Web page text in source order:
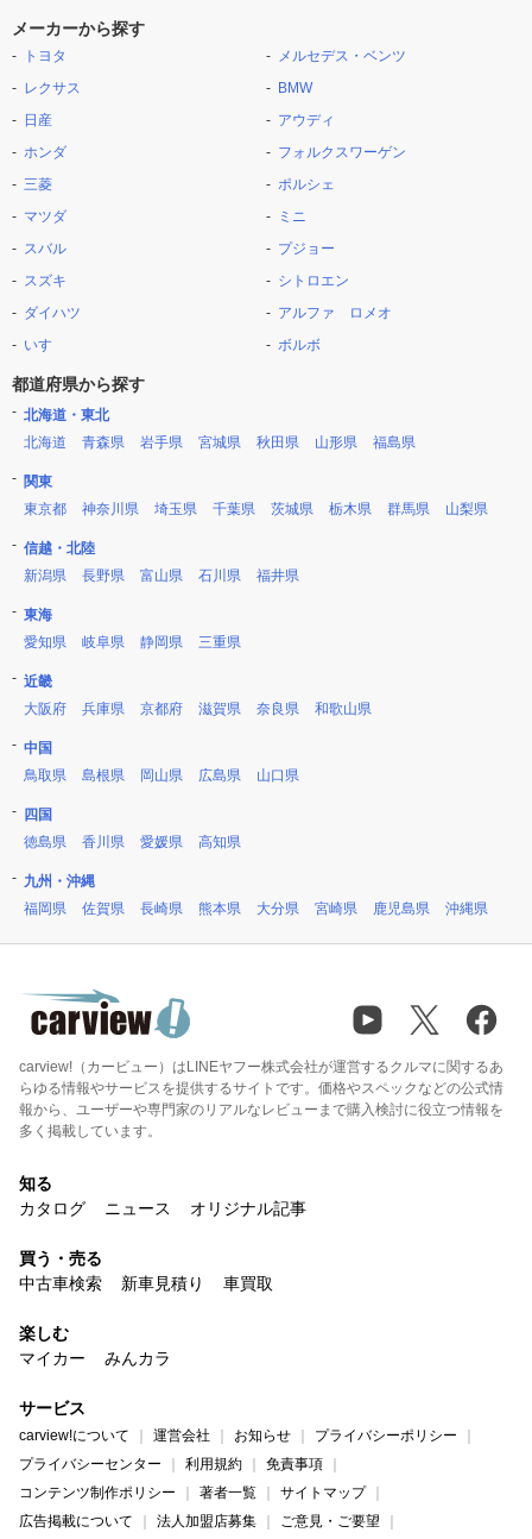
メーカーから探す
トヨタ
レクサス
日産
ホンダ
三菱
マツダ
スバル
スズキ
ダイハツ
いすゞ
メルセデス・ベンツ
BMW
アウディ
フォルクスワーゲン
ポルシェ
ミニ
プジョー
シトロエン
アルファ ロメオ
ボルボ
都道府県から探す
北海道・東北
北海道
青森県 岩手県 宮城県 秋田県 山形県 福島県
関東
東京都
神奈川県 埼玉県 千葉県 茨城県 栃木県 群馬県 山梨県
信越・北陸
新潟県
長野県 富山県 石川県 福井県
東海
愛知県
岐阜県 静岡県 三重県
近畿
大阪府
兵庫県 京都府 滋賀県 奈良県 和歌山県
中国
鳥取県
島根県 岡山県 広島県 山口県
四国
徳島県
香川県 愛媛県 高知県
九州・沖縄
福岡県
佐賀県 長崎県 熊本県 大分県 宮崎県 鹿児島県 沖縄県
carview!（カービュー）はLINEヤフー株式会社が運営するクルマに関するあ
らゆる情報やサービスを提供するサイトです。価格やスペックなどの公式情
報から、ユーザーや専門家のリアルなレビューまで購入検討に役立つ情報を
多く掲載しています。
知る
カタログ
ニュース オリジナル記事
買う・売る
中古車検索
新車見積り 車買取
楽しむ
マイカー
みんカラ
サービス
carview!について 運営会社 お知らせ
プライバシーポリシー
プライバシーセンター
利用規約
免責事項
コンテンツ制作ポリシー
著者一覧
サイトマップ
広告掲載について
法人加盟店募集 ご意見・ご要望